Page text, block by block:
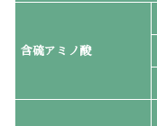
含硫アミノ酸